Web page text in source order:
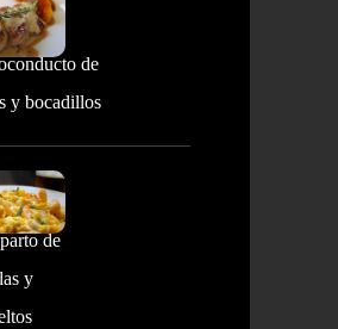
de
y bocadillos
de
y